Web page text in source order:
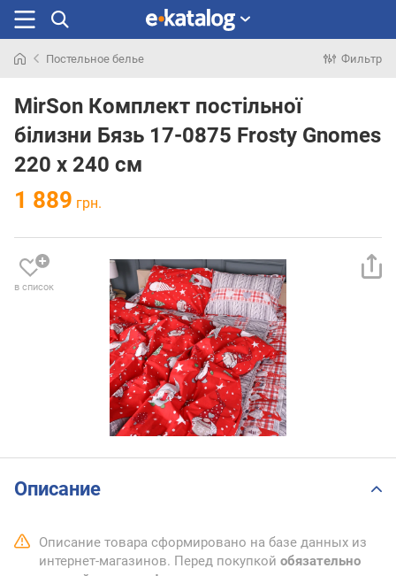
раньше
Постельное белье Фильтр
MirSon Комплект постільної
білизни Бязь 17-0875 Frosty Gnomes
220 x 240 см
1 889 грн.
в список
Описание
Описание товара сформировано на базе данных из
интернет-магазинов. Перед покупкой обязательно